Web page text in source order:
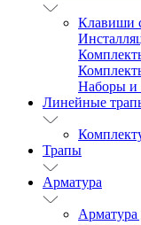
Клавиши
Наборы и
Линейные
Трапы
Арматура
Арматура